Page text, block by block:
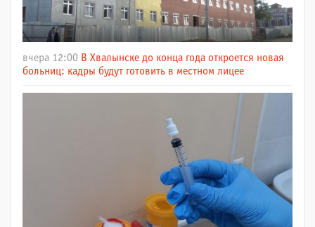
вчера 12:00 В Хвалынске до конца года откроется новая
больниц: кадры будут готовить в местном лицее